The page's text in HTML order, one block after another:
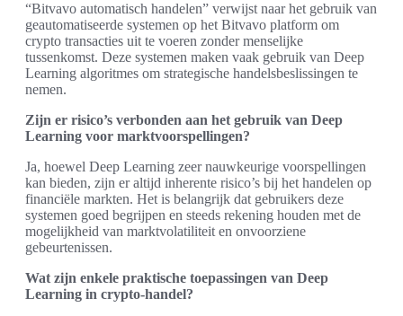
“Bitvavo automatisch handelen” verwijst naar het gebruik van
geautomatiseerde systemen op het Bitvavo platform om
crypto transacties uit te voeren zonder menselijke
tussenkomst. Deze systemen maken vaak gebruik van Deep
Learning algoritmes om strategische handelsbeslissingen te
nemen.
Zijn er risico’s verbonden aan het gebruik van Deep
Learning voor marktvoorspellingen?
Ja, hoewel Deep Learning zeer nauwkeurige voorspellingen
kan bieden, zijn er altijd inherente risico’s bij het handelen op
financiële markten. Het is belangrijk dat gebruikers deze
systemen goed begrijpen en steeds rekening houden met de
mogelijkheid van marktvolatiliteit en onvoorziene
gebeurtenissen.
Wat zijn enkele praktische toepassingen van Deep
Learning in crypto-handel?